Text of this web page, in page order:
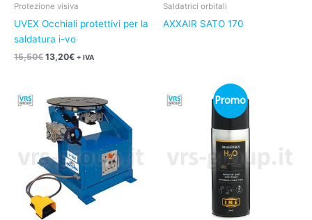
Protezione visiva
UVEX Occhiali protettivi per la
saldatura i-vo
15,50€ 13,20€ + IVA
Saldatrici orbitali
AXXAIR SATO 170
Promo
prezzo
originale
4,25€.
Il
prezzo
attuale
è:
3,40€.